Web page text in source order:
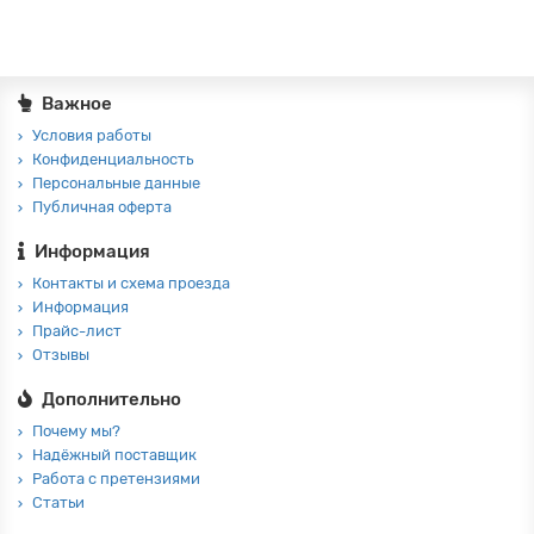
Важное
Условия работы
Конфиденциальность
Персональные данные
Публичная оферта
Информация
Контакты и схема проезда
Информация
Прайс-лист
Отзывы
Дополнительно
Почему мы?
Надёжный поставщик
Работа с претензиями
Статьи